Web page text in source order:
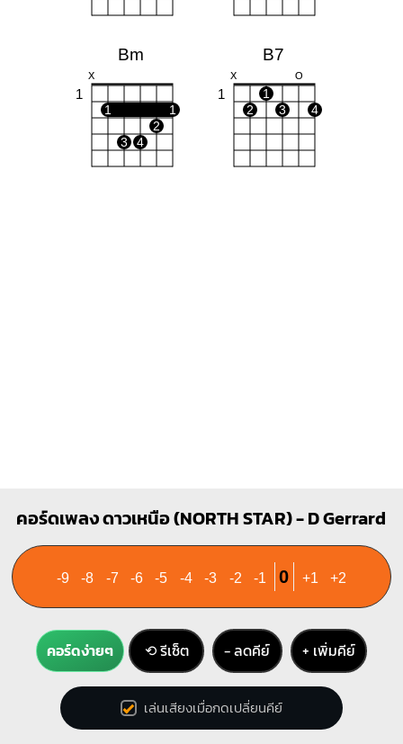
Bm
X
1
1
1
2
3
4
B7
X O
1
1
2
3 4
คอร์ดเพลง ดาวเหนือ (NORTH STAR) - D Gerrard
-9 -8 -7 -6 -5 -4 -3 -2 -1 0 +1 +2
คอร์ดง่ายๆ ⟲ รีเซ็ต − ลดคีย์ + เพิ่มคีย์
เล่นเสียงเมื่อกดเปลี่ยนคีย์